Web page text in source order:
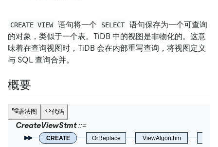
CREATE VIEW 语句将一个 SELECT
语句保存为一个可查询
的对象，类似于一个表。TiDB 中的视图是非物化的。这意
味着在查询视图时，TiDB 会在内部重写查询，将视图定义
与 SQL 查询合并。
概要
语法图 代码
CreateViewStmt
CREATE OrReplace ViewAlgorithm